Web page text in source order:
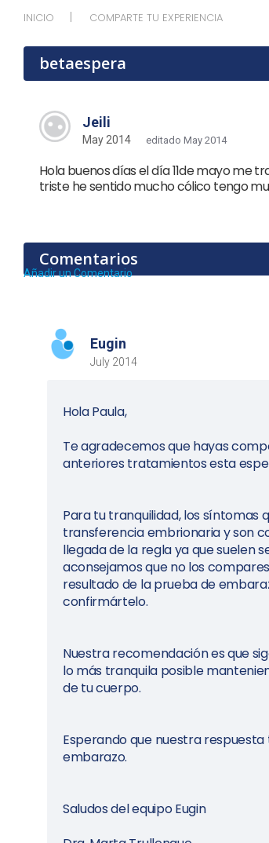
INICIO COMPARTE TU EXPERIENCIA
betaespera
Jeili
May 2014 editado May 2014
Hola buenos días el día 11de mayo me
triste he sentido mucho cólico tengo
Comentarios
Añadir un Comentario
Eugin
July 2014
Hola Paula,
Te agradecemos que hayas
anteriores tratamientos esta
Para tu tranquilidad, los síntomas
transferencia embrionaria y son
llegada de la regla ya que suelen
aconsejamos que no los
resultado de la prueba de
confirmártelo.
Nuestra recomendación es que
lo más tranquila posible
de tu cuerpo.
Esperando que nuestra respuesta
embarazo.
Saludos del equipo Eugin